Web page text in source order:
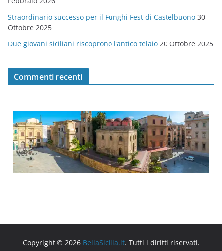
Straordinario successo per il Funghi Fest di Castelbuono 30
Ottobre 2025
Due giovani siciliani riscoprono l’antico telaio 20 Ottobre 2025
Commenti recenti
Copyright © 2026 BellaSicilia.it. Tutti i diritti riservati.